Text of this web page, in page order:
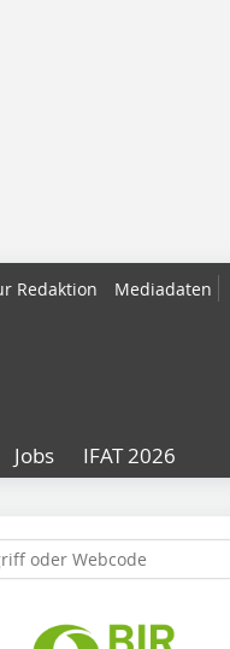
Redaktion Mediadaten
Jobs IFAT 2026